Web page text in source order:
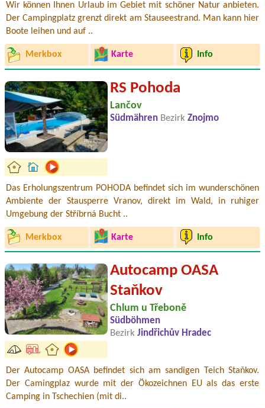
Wir können Ihnen Urlaub im Gebiet mit schöner Natur anbieten.
Der Campingplatz grenzt direkt am Stauseestrand. Man kann hier
Boote leihen und auf ..
Merkbox Karte Info
RS Pohoda
Lančov
Südmähren Bezirk Znojmo
Das Erholungszentrum POHODA befindet sich im wunderschönen
Ambiente der Stausperre Vranov, direkt im Wald, in ruhiger
Umgebung der Stříbrná Bucht ..
Merkbox Karte Info
Autocamp OASA
Staňkov
Chlum u Třeboně
Südböhmen
Bezirk Jindřichův Hradec
Der Autocamp OASA befindet sich am sandigen Teich Staňkov.
Der Camingplaz wurde mit der Ökozeichnen EU als das erste
Camping in Tschechien (mit di..